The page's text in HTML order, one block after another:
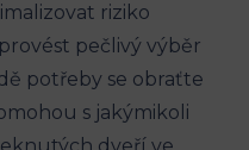
riziko
pečlivý výběr
potřeby se obraťte
s jakýmikoli